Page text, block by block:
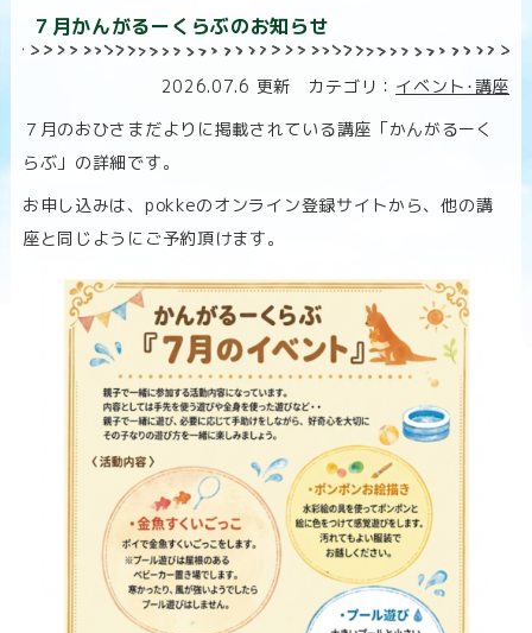
g
t
o
７月かんがるーくらぶのお知らせ
2026.07.6 更新 カテゴリ： イベント･講座
７月のおひさまだよりに掲載されている講座「かんがるーく
らぶ」の詳細です。
お申し込みは、pokkeのオンライン登録サイトから、他の講
座と同じようにご予約頂けます。